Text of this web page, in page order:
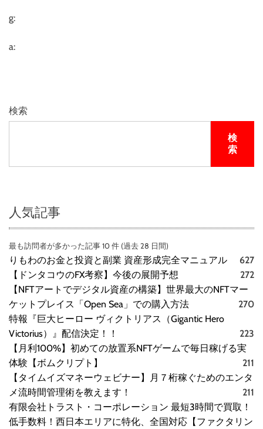
g:
a:
検索
検
索
人気記事
最も訪問者が多かった記事 10 件 (過去 28 日間)
りもわのお金と投資と副業 資産形成完全マニュアル
627
【ドンタコウのFX考察】今後の展開予想
272
【NFTアートでデジタル資産の構築】世界最大のNFTマー
ケットプレイス「Open Sea」での購入方法
270
特報『巨大ヒーロー ヴィクトリアス（Gigantic Hero
Victorius）』配信決定！！
223
【月利100%】初めての放置系NFTゲームで毎日稼げる実
体験【ボムクリプト】
211
【タイムイズマネーウェビナー】月７桁稼ぐためのエンタ
メ流時間管理術を教えます！
211
有限会社トラスト・コーポレーション 最短3時間で買取！
低手数料！西日本エリアに特化、全国対応【ファクタリン